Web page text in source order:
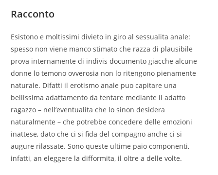
Racconto
Esistono e moltissimi divieto in giro al sessualita anale:
spesso non viene manco stimato che razza di plausibile
prova internamente di indivis documento giacche alcune
donne lo temono ovverosia non lo ritengono pienamente
naturale. Difatti il erotismo anale puo capitare una
bellissima adattamento da tentare mediante il adatto
ragazzo – nell’eventualita che lo sinon desidera
naturalmente – che potrebbe concedere delle emozioni
inattese, dato che ci si fida del compagno anche ci si
augure rilassate. Sono queste ultime paio componenti,
infatti, an eleggere la difformita, il oltre a delle volte.